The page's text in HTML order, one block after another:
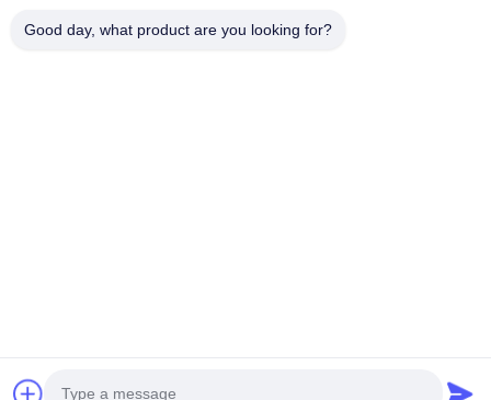
Direitos autorais © 2026-2026 Dongguan Yongfu Hardware Co., Ltd.. . Todos
Good day, what product are you looking for?